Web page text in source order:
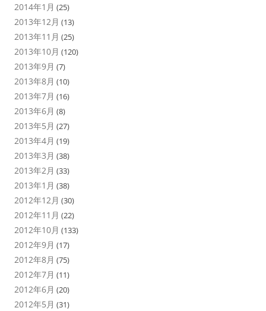
2014年1月 (25)
2013年12月 (13)
2013年11月 (25)
2013年10月 (120)
2013年9月 (7)
2013年8月 (10)
2013年7月 (16)
2013年6月 (8)
2013年5月 (27)
2013年4月 (19)
2013年3月 (38)
2013年2月 (33)
2013年1月 (38)
2012年12月 (30)
2012年11月 (22)
2012年10月 (133)
2012年9月 (17)
2012年8月 (75)
2012年7月 (11)
2012年6月 (20)
2012年5月 (31)